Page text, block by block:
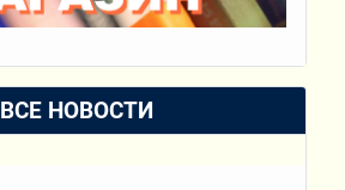
ВСЕ НОВОСТИ